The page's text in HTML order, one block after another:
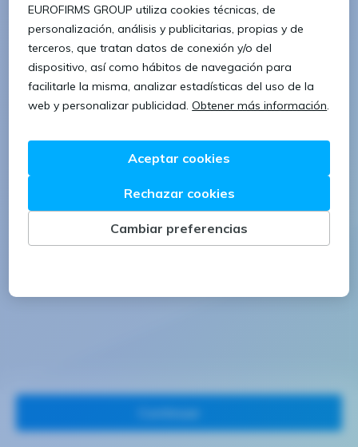
Confirmar contraseña
8 caracteres 1 letra minúscula
1 letra mayúscula 1 número